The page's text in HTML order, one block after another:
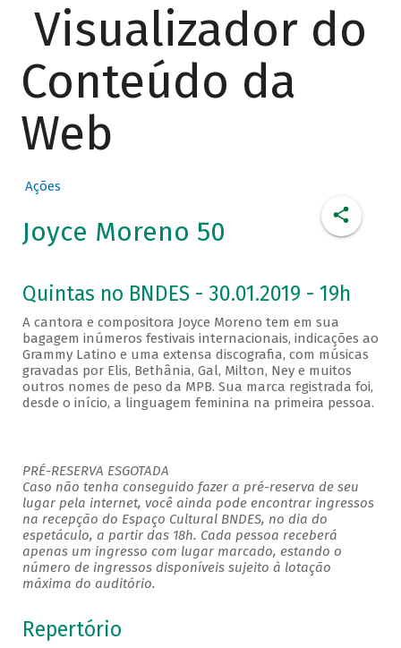
Visualizador do
Conteúdo da
Web
Ações
Joyce Moreno 50
Quintas no BNDES - 30.01.2019 - 19h
A cantora e compositora Joyce Moreno tem em sua
bagagem inúmeros festivais internacionais, indicações ao
Grammy Latino e uma extensa discografia, com músicas
gravadas por Elis, Bethânia, Gal, Milton, Ney e muitos
outros nomes de peso da MPB. Sua marca registrada foi,
desde o início, a linguagem feminina na primeira pessoa.
PRÉ-RESERVA ESGOTADA
Caso não tenha conseguido fazer a pré-reserva de seu
lugar pela internet, você ainda pode encontrar ingressos
na recepção do Espaço Cultural BNDES, no dia do
espetáculo, a partir das 18h. Cada pessoa receberá
apenas um ingresso com lugar marcado, estando o
número de ingressos disponíveis sujeito à lotação
máxima do auditório.
Repertório